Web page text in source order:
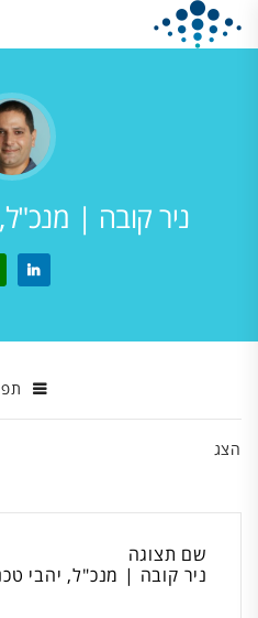
ניר קובה | מנכ"ל,
הצג
שם תצוגה
ניר קובה | מנכ"ל, יהבי